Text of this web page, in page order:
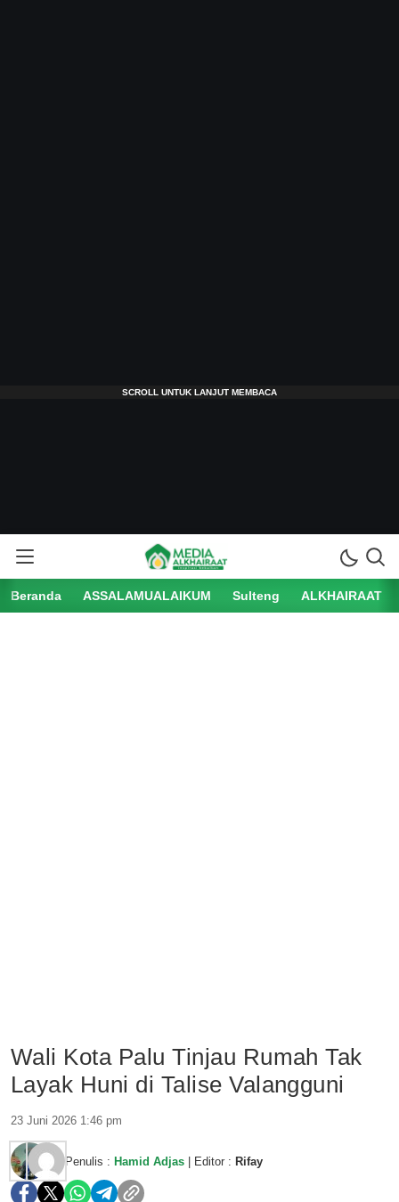
Beranda ASSALAMUALAIKUM Sulteng ALKHAIRAAT
Wali Kota Palu Tinjau Rumah Tak
Layak Huni di Talise Valangguni
23 Juni 2026 1:46 pm
Penulis : Hamid Adjas | Editor : Rifay